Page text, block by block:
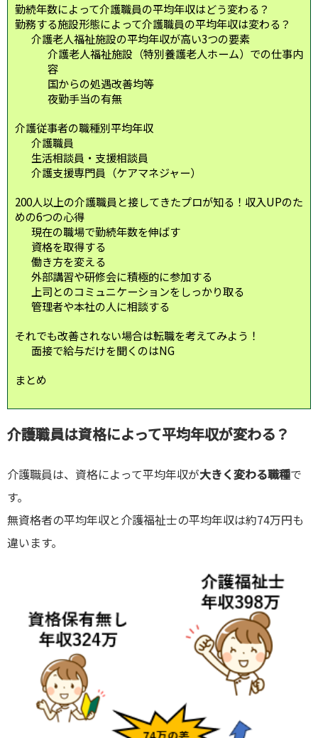
勤続年数によって介護職員の平均年収はどう変わる？
勤務する施設形態によって介護職員の平均年収は変わる？
介護老人福祉施設の平均年収が高い3つの要素
介護老人福祉施設（特別養護老人ホーム）での仕事内
容
国からの処遇改善均等
夜勤手当の有無
介護従事者の職種別平均年収
介護職員
生活相談員・支援相談員
介護支援専門員（ケアマネジャー）
200人以上の介護職員と接してきたプロが知る！収入UPのた
めの6つの心得
現在の職場で勤続年数を伸ばす
資格を取得する
働き方を変える
外部講習や研修会に積極的に参加する
上司とのコミュニケーションをしっかり取る
管理者や本社の人に相談する
それでも改善されない場合は転職を考えてみよう！
面接で給与だけを聞くのはNG
まとめ
介護職員は資格によって平均年収が変わる？
介護職員は、資格によって平均年収が大きく変わる職種で
す。
無資格者の平均年収と介護福祉士の平均年収は約74万円も
違います。